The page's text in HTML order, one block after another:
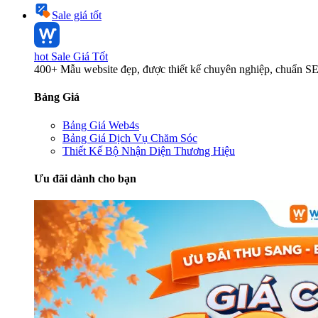
Sale giá tốt
hot Sale Giá Tốt
400+ Mẫu website đẹp, được thiết kế chuyên nghiệp, chuẩn
Bảng Giá
Bảng Giá Web4s
Bảng Giá Dịch Vụ Chăm Sóc
Thiết Kế Bộ Nhận Diện Thương Hiệu
Ưu đãi dành cho bạn